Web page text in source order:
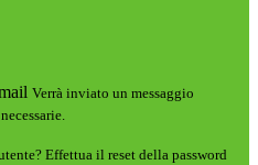
Verrà inviato un messaggio
Effettua il reset della password